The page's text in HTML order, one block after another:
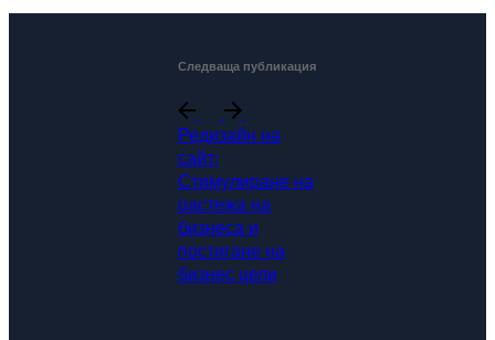
Следваща публикация
Редизайн на
сайт:
Стимулиране на
растежа на
бизнеса и
постигане на
бизнес цели